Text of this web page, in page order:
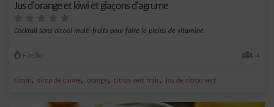
Jus d'orange et kiwi et glaçons d'agrume
Cocktail sans alcool multi-fruits pour faire le pleins de vitamine.
Facile 4
citron, sirop de canne, orange, citron vert frais, jus de citron vert